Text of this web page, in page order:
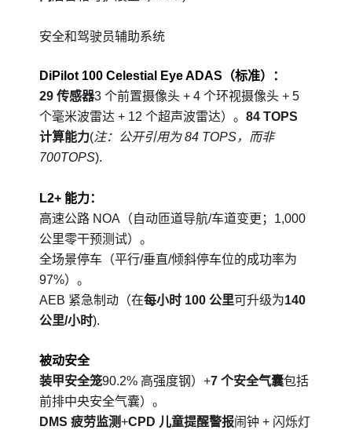
安全和驾驶员辅助系统
DiPilot 100 Celestial Eye ADAS（标准）：
29 传感器3 个前置摄像头 + 4 个环视摄像头 + 5
个毫米波雷达 + 12 个超声波雷达）。 84 TOPS
计算能力(注：公开引用为 84 TOPS，而非
700TOPS).
L2+ 能力：
高速公路 NOA（自动匝道导航/车道变更；1,000
公里零干预测试）。
全场景停车（平行/垂直/倾斜停车位的成功率为
97%）。
AEB 紧急制动（在每小时 100 公里可升级为140
公里/小时).
被动安全
装甲安全笼90.2% 高强度钢）+7 个安全气囊包括
前排中央安全气囊）。
DMS 疲劳监测+CPD 儿童提醒警报闹钟 + 闪烁灯